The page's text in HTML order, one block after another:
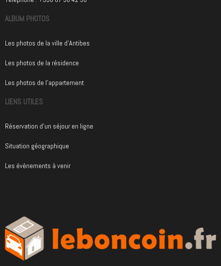
ALBUM PHOTOS
Les photos de la ville d'Antibes
Les photos de la résidence
Les photos de l'appartement
LIENS UTILES
Réservation d'un séjour en ligne
Situation géographique
Les évènements à venir